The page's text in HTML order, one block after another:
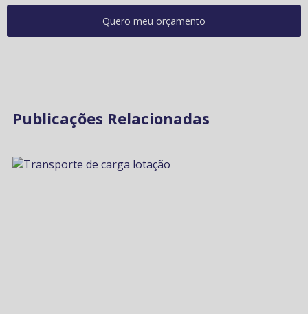
Quero meu orçamento
Publicações Relacionadas